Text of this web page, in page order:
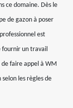
ce domaine. Dès le
de gazon à poser
est
fournir un travail
faire appel à WM
les règles de